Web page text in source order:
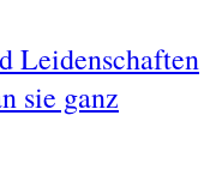
Leidenschaften
sie ganz